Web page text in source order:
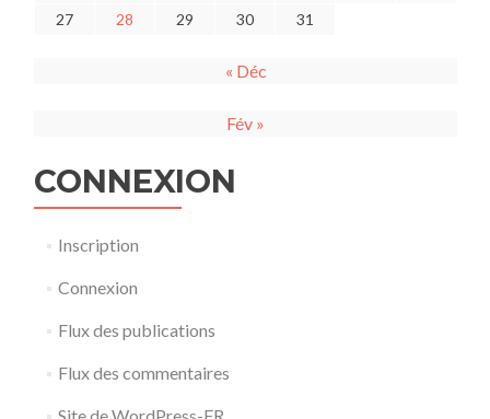
27
28 29 30 31
« Déc
Fév »
CONNEXION
Inscription
Connexion
Flux des publications
Flux des commentaires